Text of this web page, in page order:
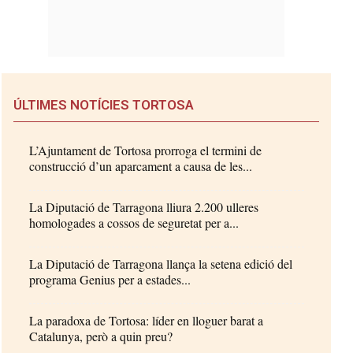
ÚLTIMES NOTÍCIES TORTOSA
L’Ajuntament de Tortosa prorroga el termini de
construcció d’un aparcament a causa de les...
La Diputació de Tarragona lliura 2.200 ulleres
homologades a cossos de seguretat per a...
La Diputació de Tarragona llança la setena edició del
programa Genius per a estades...
La paradoxa de Tortosa: líder en lloguer barat a
Catalunya, però a quin preu?